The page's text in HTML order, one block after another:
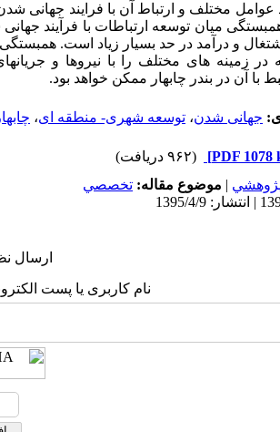
عوامل مختلف و ارتباط آن با فرایند جهانی
میان توسعه ارتباطات با فرآیند
و درآمد در حد بسیار زیاد است. همبستگی
در زمینه های مختلف را با نیروها و
با آن در بندر چابهار ممکن خواهد بود.
جهانی شدن، توسعه شهری- منطقه ای،
(۹۶۲ دریافت)
| موضوع مقاله: تخصصي
ارسال
نام کاربری یا پست